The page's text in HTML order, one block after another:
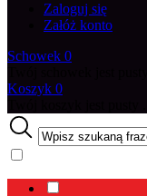
Zaloguj się
Załóż konto
Schowek 0
Koszyk 0